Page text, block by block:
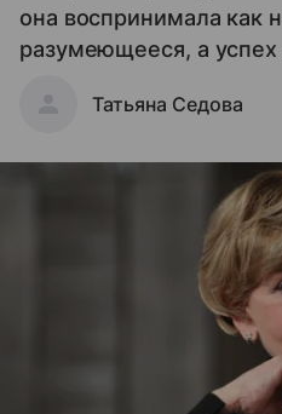
она воспринимала как
разумеющееся, а
Татьяна Седова